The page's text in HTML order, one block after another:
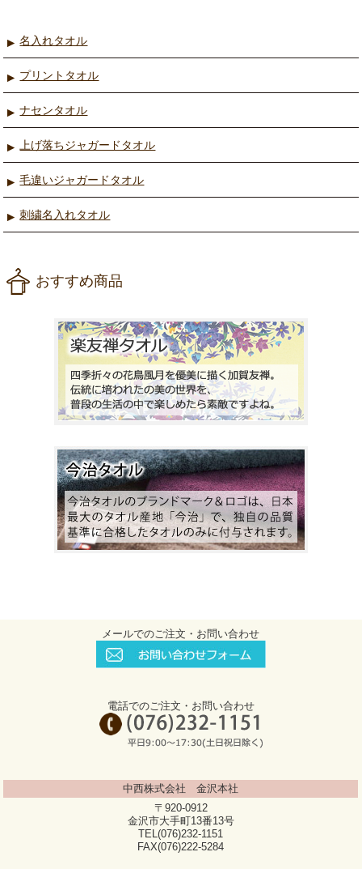
名入れタオル
プリントタオル
ナセンタオル
上げ落ちジャガードタオル
毛違いジャガードタオル
刺繍名入れタオル
おすすめ商品
メールでのご注文・お問い合わせ
電話でのご注文・お問い合わせ
中西株式会社 金沢本社
〒920-0912
金沢市大手町13番13号
TEL(076)232-1151
FAX(076)222-5284